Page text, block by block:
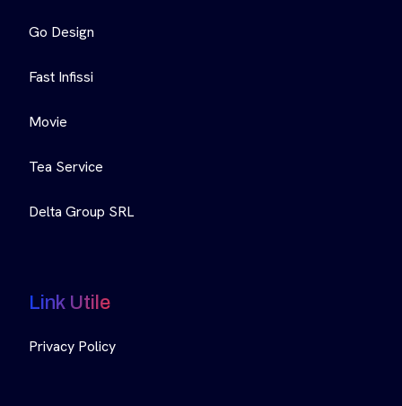
Go Design
Fast Infissi
Movie
Tea Service
Delta Group SRL
Link Utile
Privacy Policy